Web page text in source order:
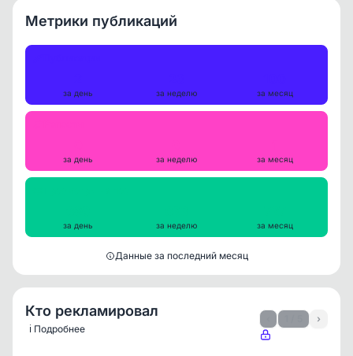
Метрики публикаций
за день за неделю за месяц
за день за неделю за месяц
за день за неделю за месяц
Данные за последний месяц
Кто рекламировал
ℹ️ Подробнее
›